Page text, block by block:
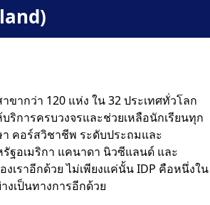
ากว่า 120 แห่ง ใน 32 ประเทศทั่วโลก
ริการครบวงจรและช่วยเหลือนักเรียนทุก
คอร์สวิชาชีพ ระดับประถมและ
ฐอเมริกา แคนาดา นิวซีแลนด์ และ
เราอีกด้วย ไม่เพียงแค่นั้น IDP คือหนึ่งใน
งเป็นทางการอีกด้วย